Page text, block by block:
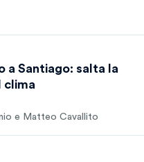
a Santiago: salta la
clima
e Matteo Cavallito